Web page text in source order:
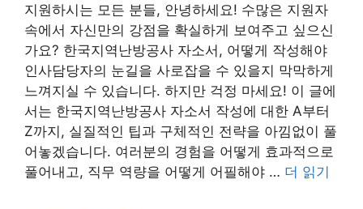
지원하시는 모든 분들, 안녕하세요! 수많은 지원자
속에서 자신만의 강점을 확실하게 보여주고 싶으신
가요? 한국지역난방공사 자소서, 어떻게 작성해야
인사담당자의 눈길을 사로잡을 수 있을지 막막하게
느껴지실 수 있습니다. 하지만 걱정 마세요! 이 글에
서는 한국지역난방공사 자소서 작성에 대한 A부터
Z까지, 실질적인 팁과 구체적인 전략을 아낌없이 풀
어놓겠습니다. 여러분의 경험을 어떻게 효과적으로
풀어내고, 직무 역량을 어떻게 어필해야 … 더 읽기